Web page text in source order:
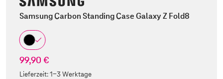
Samsung Carbon Standing Case Galaxy Z Fold8
99,90 €
Lieferzeit:1-3 Werktage